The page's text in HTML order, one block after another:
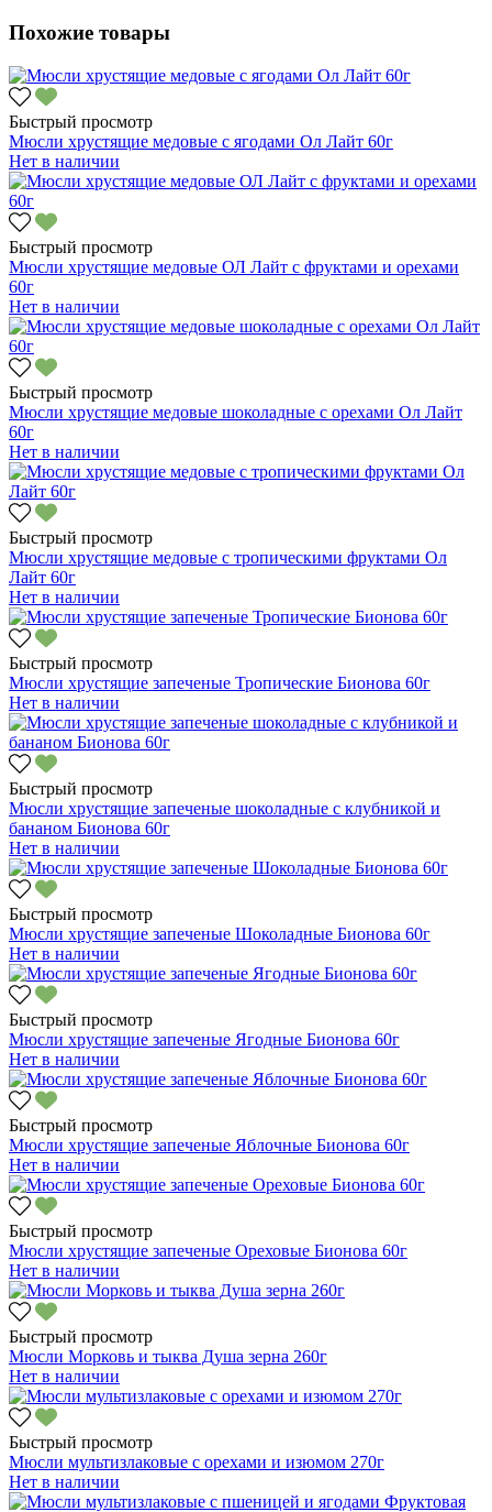
Похожие товары
Быстрый просмотр
Мюсли хрустящие медовые с ягодами Ол Лайт 60г
Нет в наличии
Быстрый просмотр
Мюсли хрустящие медовые ОЛ Лайт с фруктами и орехами
60г
Нет в наличии
Быстрый просмотр
Мюсли хрустящие медовые шоколадные с орехами Ол Лайт
60г
Нет в наличии
Быстрый просмотр
Мюсли хрустящие медовые с тропическими фруктами Ол
Лайт 60г
Нет в наличии
Быстрый просмотр
Мюсли хрустящие запеченые Тропические Бионова 60г
Нет в наличии
Быстрый просмотр
Мюсли хрустящие запеченые шоколадные с клубникой и
бананом Бионова 60г
Нет в наличии
Быстрый просмотр
Мюсли хрустящие запеченые Шоколадные Бионова 60г
Нет в наличии
Быстрый просмотр
Мюсли хрустящие запеченые Ягодные Бионова 60г
Нет в наличии
Быстрый просмотр
Мюсли хрустящие запеченые Яблочные Бионова 60г
Нет в наличии
Быстрый просмотр
Мюсли хрустящие запеченые Ореховые Бионова 60г
Нет в наличии
Быстрый просмотр
Мюсли Морковь и тыква Душа зерна 260г
Нет в наличии
Быстрый просмотр
Мюсли мультизлаковые с орехами и изюмом 270г
Нет в наличии